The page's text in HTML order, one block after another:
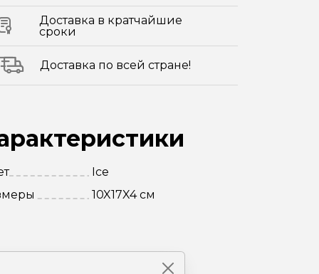
Доставка в кратчайшие
сроки
Доставка по всей стране!
Ice
10X17X4 см